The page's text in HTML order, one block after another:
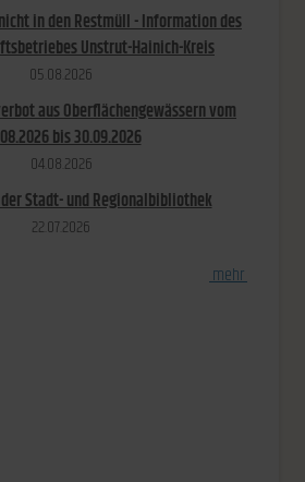
in den Restmüll - Information des
Unstrut-Hainich-Kreis
05.​08.​2026
aus Oberflächengewässern vom
bis 30.09.2026
04.​08.​2026
Stadt- und Regionalbibliothek
22.​07.​2026
mehr